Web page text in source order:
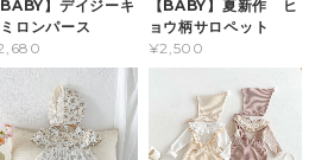
BABY】デイジーキ
ロンパース
【BABY】夏新作 ヒ
ョウ柄サロペット
¥2,500